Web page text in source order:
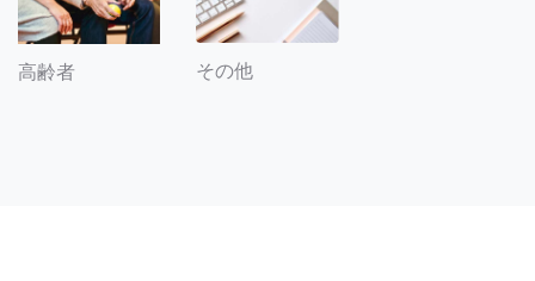
高齢者 その他